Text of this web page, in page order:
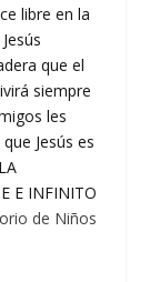
libre en la
que el
siempre
les
Jesús es
E INFINITO
de Niños